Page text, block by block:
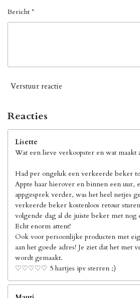
Bericht *
Verstuur reactie
Reacties
Lisette
Wat een lieve verkoopster en wat maakt
Had per ongeluk een verkeerde beker
Appte haar hierover en binnen een uur,
appgesprek verder, was het heel netjes
verkeerde beker kostenloos retour
volgende dag al de juiste beker met nog
Echt enorm attent!
Ook voor persoonlijke producten met
aan het goede adres! Je ziet dat het met
wordt gemaakt.
♡♡♡♡♡ 5 hartjes ipv sterren ;)